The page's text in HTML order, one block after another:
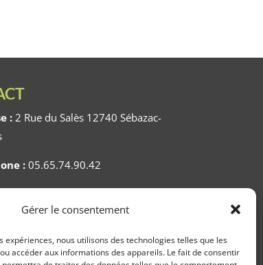
Gérer le consentement
expériences, nous utilisons des technologies telles que les
accéder aux informations des appareils. Le fait de consentir
: 2 Rue du Salès 12740 Sébazac-
:05.65.74.90.42
à 17h30